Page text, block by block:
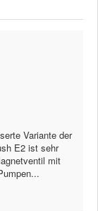
Variante der
E2 ist sehr
mit